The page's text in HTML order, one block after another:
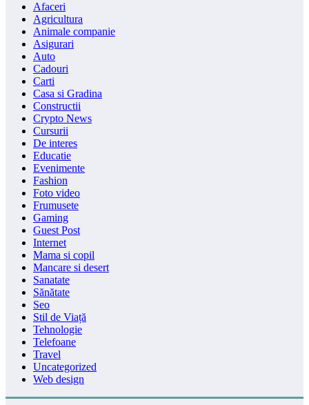
Afaceri
Agricultura
Animale companie
Asigurari
Auto
Cadouri
Carti
Casa si Gradina
Constructii
Crypto News
Cursurii
De interes
Educatie
Evenimente
Fashion
Foto video
Frumusete
Gaming
Guest Post
Internet
Mama si copil
Mancare si desert
Sanatate
Sănătate
Seo
Stil de Viață
Tehnologie
Telefoane
Travel
Uncategorized
Web design